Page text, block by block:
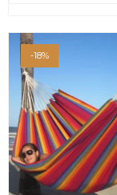
-18%